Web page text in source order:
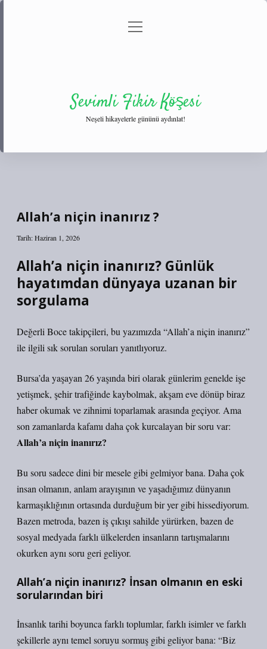
Gizlilik Politikası
menüyü
Sevimli Fikir Köşesi
Neşeli hikayelerle gününü aydınlat!
Allah’a niçin inanırız ?
Tarih: Haziran 1, 2026
Allah’a niçin inanırız? Günlük
hayatımdan dünyaya uzanan bir
sorgulama
Değerli Boce takipçileri, bu yazımızda “Allah’a niçin inanırız”
ile ilgili sık sorulan soruları yanıtlıyoruz.
Bursa’da yaşayan 26 yaşında biri olarak günlerim genelde işe
yetişmek, şehir trafiğinde kaybolmak, akşam eve dönüp biraz
haber okumak ve zihnimi toparlamak arasında geçiyor. Ama
son zamanlarda kafamı daha çok kurcalayan bir soru var:
Allah’a niçin inanırız?
Bu soru sadece dini bir mesele gibi gelmiyor bana. Daha çok
insan olmanın, anlam arayışının ve yaşadığımız dünyanın
karmaşıklığının ortasında durduğum bir yer gibi hissediyorum.
Bazen metroda, bazen iş çıkışı sahilde yürürken, bazen de
sosyal medyada farklı ülkelerden insanların tartışmalarını
okurken aynı soru geri geliyor.
Allah’a niçin inanırız? İnsan olmanın en eski
sorularından biri
İnsanlık tarihi boyunca farklı toplumlar, farklı isimler ve farklı
şekillerle aynı temel soruyu sormuş gibi geliyor bana: “Biz